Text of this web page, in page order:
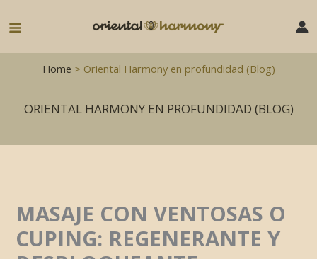
Main
MenuHome > Oriental Harmony en profundidad (Blog)
ORIENTAL HARMONY EN PROFUNDIDAD (BLOG)
MASAJE CON VENTOSAS O
CUPING: REGENERANTE Y